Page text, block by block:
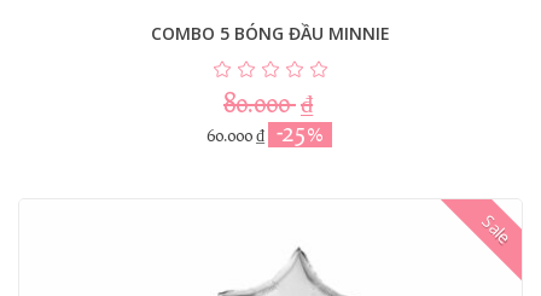
COMBO 5 BÓNG ĐẦU MINNIE
80.000₫
60.000₫ -25%
Sale